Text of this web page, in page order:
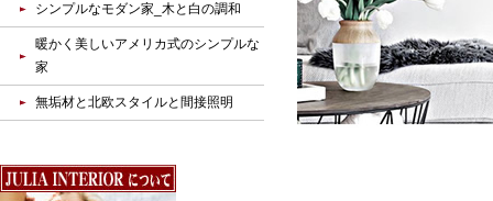
シンプルなモダン家_木と白の調和
暖かく美しいアメリカ式のシンプルな
家
無垢材と北欧スタイルと間接照明